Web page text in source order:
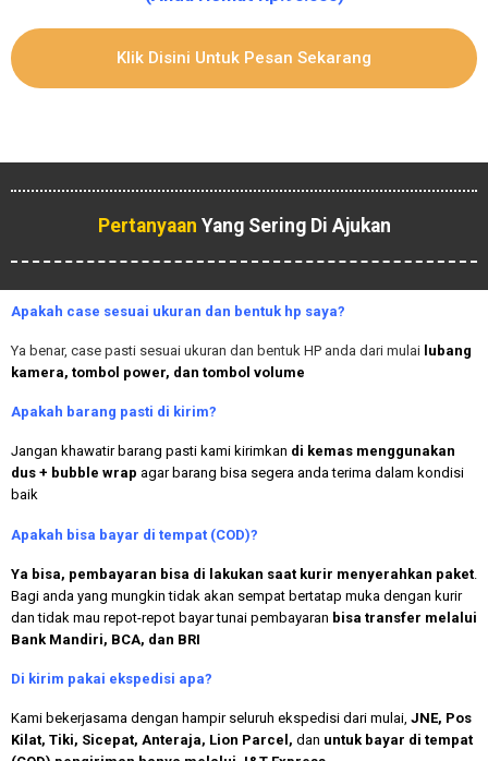
Klik Disini Untuk Pesan Sekarang
Pertanyaan Yang Sering Di Ajukan
Apakah case sesuai ukuran dan bentuk hp saya?
Ya benar, case pasti sesuai ukuran dan bentuk HP anda dari mulai lubang
kamera, tombol power, dan tombol volume
Apakah barang pasti di kirim?
Jangan khawatir barang pasti kami kirimkan di kemas menggunakan
dus + bubble wrap agar barang bisa segera anda terima dalam kondisi
baik
Apakah bisa bayar di tempat (COD)?
Ya bisa, pembayaran bisa di lakukan saat kurir menyerahkan paket
Bagi anda yang mungkin tidak akan sempat bertatap muka dengan kurir
dan tidak mau repot-repot bayar tunai pembayaran bisa transfer melalui
Bank Mandiri, BCA, dan BRI
Di kirim pakai ekspedisi apa?
Kami bekerjasama dengan hampir seluruh ekspedisi dari mulai, JNE, Pos
Kilat, Tiki, Sicepat, Anteraja, Lion Parcel, dan untuk bayar di tempat